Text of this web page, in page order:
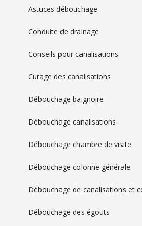
Astuces débouchage
Conduite de drainage
Conseils pour canalisations
Curage des canalisations
Débouchage baignoire
Débouchage canalisations
Débouchage chambre de visite
Débouchage colonne générale
Débouchage de canalisations et
Débouchage des égouts